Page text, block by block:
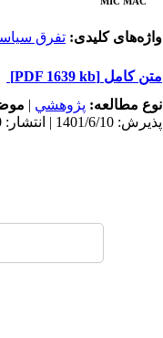
واژه‌های کلیدی: تفرق
متن کامل [PDF 1639 kb]
نوع مطالعه: پژوهشي |
پذیرش: 1401/6/10 | انتشار: 1401/6/10